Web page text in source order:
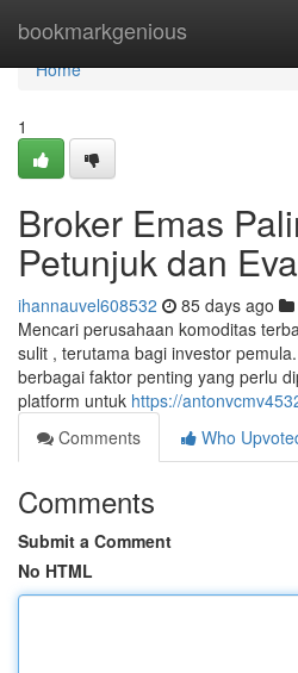
bookmarkgenious
Home
Home
1
Broker Emas
Petunjuk dan
ihannauvel608532 85 days ago
Mencari perusahaan komoditas
sulit , terutama bagi investor
berbagai faktor penting yang perlu
platform untuk https://
Comments
Who
Comments
Submit a Comment
No HTML